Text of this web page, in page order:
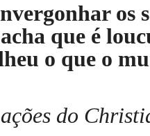
os
que é
o que o
do